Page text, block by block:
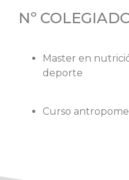
Nº
Master en
deporte
Curso